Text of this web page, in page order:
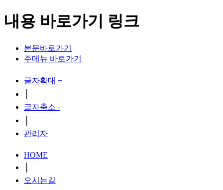
내용 바로가기 링크
본문바로가기
주메뉴 바로가기
글자확대 +
글자축소 -
관리자
HOME
오시는길